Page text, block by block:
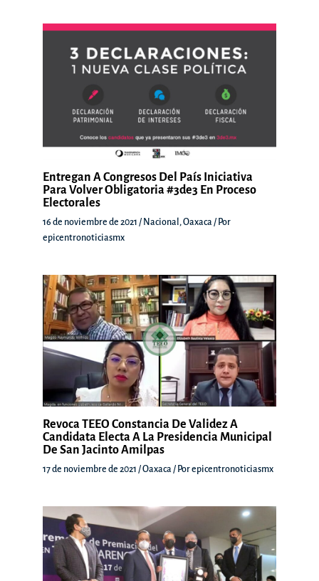
Entregan A Congresos Del País Iniciativa
Para Volver Obligatoria #3de3 En Proceso
Electorales
16 de noviembre de 2021 / Nacional ,Oaxaca / Por
epicentronoticiasmx
Revoca TEEO Constancia De Validez A
Candidata Electa A La Presidencia Municipal
De San Jacinto Amilpas
17 de noviembre de 2021 /Oaxaca / Porepicentronoticiasmx